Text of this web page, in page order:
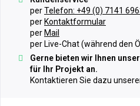
perTelefon: +49 (0) 7141
per Kontaktformular
per Mail
per Live-Chat (während den
Gerne bieten wir Ihnen
für Ihr Projekt an.
Kontaktieren Sie dazu